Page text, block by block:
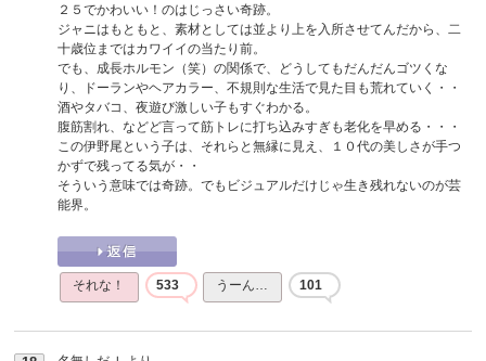
２５でかわいい！のはじっさい奇跡。
ジャニはもともと、素材としては並より上を入所させてんだから、二
十歳位まではカワイイの当たり前。
でも、成長ホルモン（笑）の関係で、どうしてもだんだんゴツくな
り、ドーランやヘアカラー、不規則な生活で見た目も荒れていく・・
酒やタバコ、夜遊び激しい子もすぐわかる。
腹筋割れ、などど言って筋トレに打ち込みすぎも老化を早める・・・
この伊野尾という子は、それらと無縁に見え、１０代の美しさが手つ
かずで残ってる気が・・
そういう意味では奇跡。でもビジュアルだけじゃ生き残れないのが芸
能界。
それな！ 533 うーん… 101